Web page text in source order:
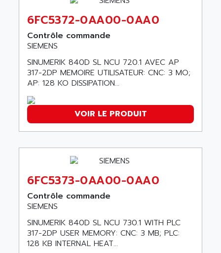
PANEL PLUS 600
PSS
DIGIFAS
TC1028
MICROCOR
DIXIT
PYRAMID
S3C
4900
650 SERIE
FRENIC
RAC
PUSH BUTTON PANEL
VT170
ALPES DEIS
ALPES TECNOLOGIE
ALPHA
ALPHA GETRIEBEBAU
ALPHA LAVAL
ALPHA VUOTO
ALPHA WIRE
ALPHEE
ALPS
ALPSITEC
ALR
ALRITMA M
ALRO
6FC5372-0AA00-0AA0
Contrôle commande
SIEMENS
SINUMERIK 840D SL NCU 720.1 AVEC AP
317-2DP MEMOIRE UTILISATEUR: CNC: 3 MO;
AP: 128 KO DISSIPATION...
VOIR LE PRODUIT
6FC5373-0AA00-0AA0
Contrôle commande
SIEMENS
SINUMERIK 840D SL NCU 730.1 WITH PLC
317-2DP USER MEMORY: CNC: 3 MB; PLC:
128 KB INTERNAL HEAT...